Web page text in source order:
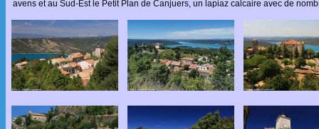
avens et au Sud-Est le Petit Plan de Canjuers, un lapiaz calcaire avec de